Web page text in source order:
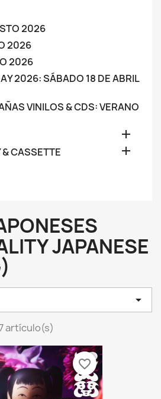
2026
2026
2026
2026: SÁBADO 18 DE ABRIL
VINILOS & CDS: VERANO

CASSETTE 
JAPANESE

artículo(s)
favorite_border